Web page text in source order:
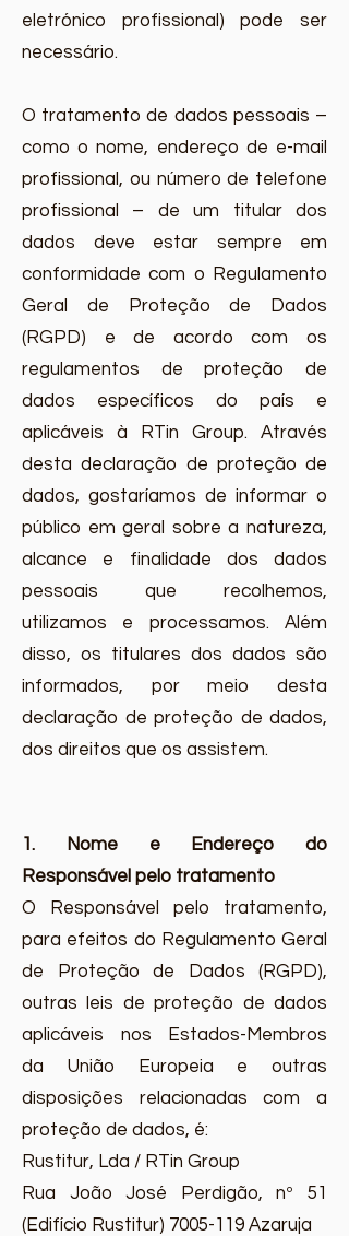
eletrónico profissional) pode ser
necessário.
O tratamento de dados pessoais –
como o nome, endereço de e-mail
profissional, ou número de telefone
profissional – de um titular dos
dados deve estar sempre em
conformidade com o Regulamento
Geral de Proteção de Dados
(RGPD) e de acordo com os
regulamentos de proteção de
dados específicos do país e
aplicáveis à RTin Group. Através
desta declaração de proteção de
dados, gostaríamos de informar o
público em geral sobre a natureza,
alcance e finalidade dos dados
pessoais que recolhemos,
utilizamos e processamos. Além
disso, os titulares dos dados são
informados, por meio desta
declaração de proteção de dados,
dos direitos que os assistem.
1. Nome e Endereço do
Responsável pelo tratamento
O Responsável pelo tratamento,
para efeitos do Regulamento Geral
de Proteção de Dados (RGPD),
outras leis de proteção de dados
aplicáveis nos Estados-Membros
da União Europeia e outras
disposições relacionadas com a
proteção de dados, é:
Rustitur, Lda / RTin Group
Rua João José Perdigão, nº 51
(Edifício Rustitur) 7005-119 Azaruja